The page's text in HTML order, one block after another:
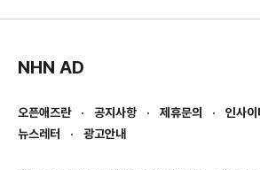
NHN AD
오픈애즈란 공지사항 제휴문의
인사이
뉴스레터
광고안내